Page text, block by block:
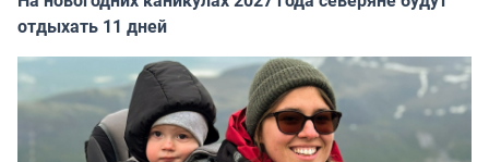
отдыхать 11 дней